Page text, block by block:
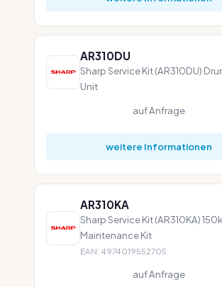
AR310DU
Sharp Service Kit (AR310DU)
Unit
auf Anfrage
weitere Informationen
AR310KA
Sharp Service Kit (AR310KA) 150k
Maintenance Kit
EAN: 4974019552705
auf Anfrage